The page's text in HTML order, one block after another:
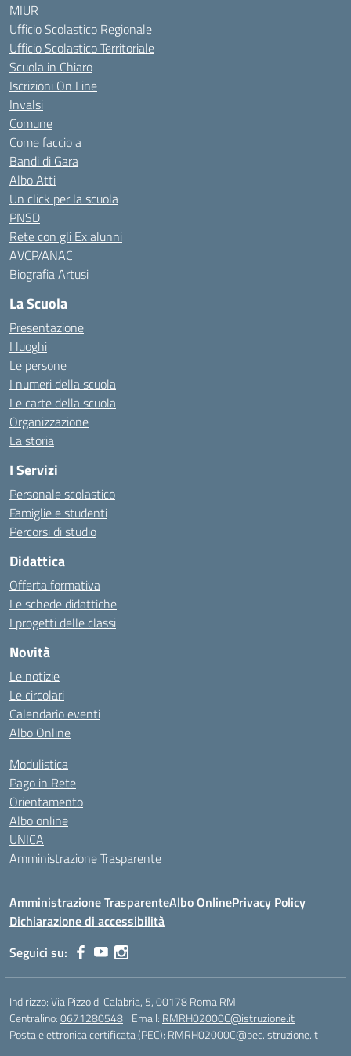
MIUR
Ufficio Scolastico Regionale
Ufficio Scolastico Territoriale
Scuola in Chiaro
Iscrizioni On Line
Invalsi
Comune
Come faccio a
Bandi di Gara
Albo Atti
Un click per la scuola
PNSD
Rete con gli Ex alunni
AVCP/ANAC
Biografia Artusi
La Scuola
Presentazione
I luoghi
Le persone
I numeri della scuola
Le carte della scuola
Organizzazione
La storia
I Servizi
Personale scolastico
Famiglie e studenti
Percorsi di studio
Didattica
Offerta formativa
Le schede didattiche
I progetti delle classi
Novità
Le notizie
Le circolari
Calendario eventi
Albo Online
Modulistica
Pago in Rete
Orientamento
Albo online
UNICA
Amministrazione Trasparente
Amministrazione TrasparenteAlbo OnlinePrivacy Policy
Dichiarazione di accessibilità
Seguici su:
Indirizzo:Via Pizzo di Calabria, 5, 00178 Roma RM
Centralino:0671280548 Email: RMRH02000C@istruzione.it
Posta elettronica certificata (PEC): RMRH02000C@pec.istruzione.it